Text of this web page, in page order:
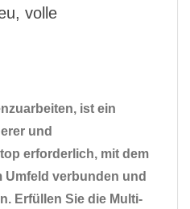
volle
ist ein
und
erforderlich, mit dem
Umfeld verbunden und
Erfüllen Sie die Multi-